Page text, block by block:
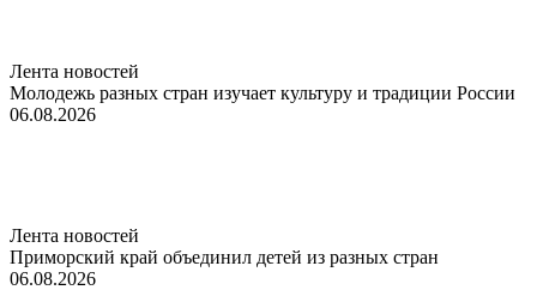
Лента новостей
Молодежь разных стран изучает культуру и традиции России
06.08.2026
Лента новостей
Приморский край объединил детей из разных стран
06.08.2026